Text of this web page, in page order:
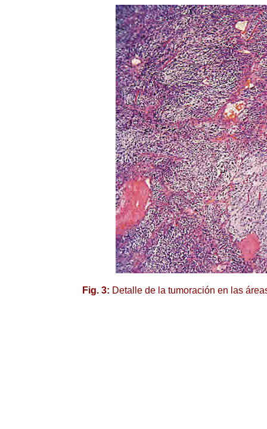
Fig. 3: Detalle de la tumoración en las